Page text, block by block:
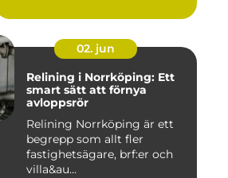
02. jun
Relining i Norrköping: Ett
smart sätt att förnya
avloppsrör
Relining Norrköping är ett
begrepp som allt fler
fastighetsägare, brf:er och
villa&au...